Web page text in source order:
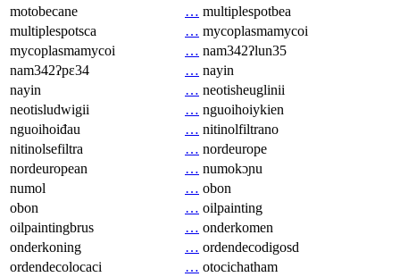
motobecane
… multiplespotbea
multiplespotsca
… mycoplasmamycoi
mycoplasmamycoi
… nam342ʔlun35
nam342ʔpɛ34
… nayin
nayin
… neotisheuglinii
neotisludwigii
… nguoihoiykien
nguoihoiđau
… nitinolfiltrano
nitinolsefiltra
… nordeurope
nordeuropean
… numokɔɲu
numol
… obon
obon
… oilpainting
oilpaintingbrus
… onderkomen
onderkoning
… ordendecodigosd
ordendecolocaci
… otocichatham